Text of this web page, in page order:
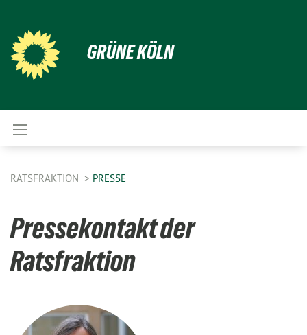
GRÜNE KÖLN
RATSFRAKTION PRESSE
Pressekontakt der
Ratsfraktion